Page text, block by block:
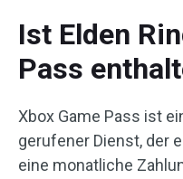
Ist Elden
Pass
Xbox Game Pass ist
gerufener Dienst, der
eine monatliche